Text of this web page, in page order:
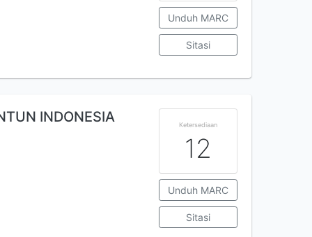
Unduh MARC
Sitasi
INDONESIA Ketersediaan
12
Unduh MARC
Sitasi